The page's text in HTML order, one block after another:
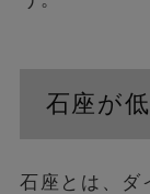
石座が
石座とは、ダ